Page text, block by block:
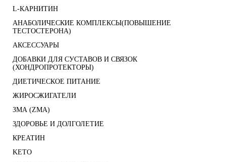
L-КАРНИТИН
АНАБОЛИЧЕСКИЕ КОМПЛЕКСЫ(ПОВЫШЕНИЕ
ТЕСТОСТЕРОНА)
АКСЕССУАРЫ
ДОБАВКИ ДЛЯ СУСТАВОВ И СВЯЗОК
(ХОНДРОПРОТЕКТОРЫ)
ДИЕТИЧЕСКОЕ ПИТАНИЕ
ЖИРОСЖИГАТЕЛИ
ЗМА (ZMA)
ЗДОРОВЬЕ И ДОЛГОЛЕТИЕ
КРЕАТИН
KETO